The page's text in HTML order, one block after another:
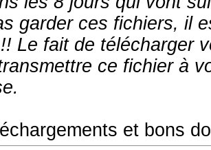
garder ces fichiers, il
Le fait de télécharger
ce fichier à
et bons